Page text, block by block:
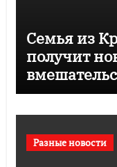
Семья из
получит
Разные новости